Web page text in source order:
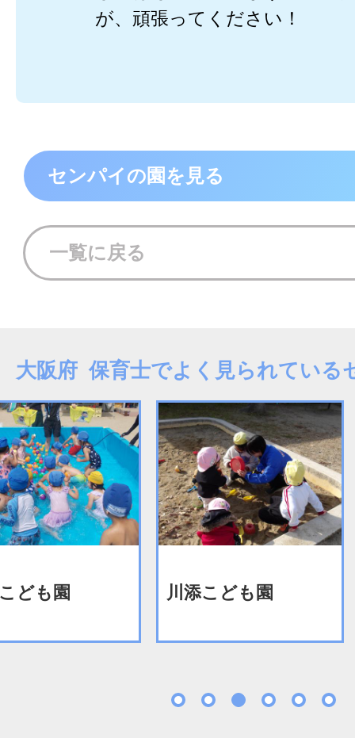
が、頑張ってください！
センパイの園を見る
一覧に戻る
大阪府 保育士でよく見られている
ども園 川添こども園